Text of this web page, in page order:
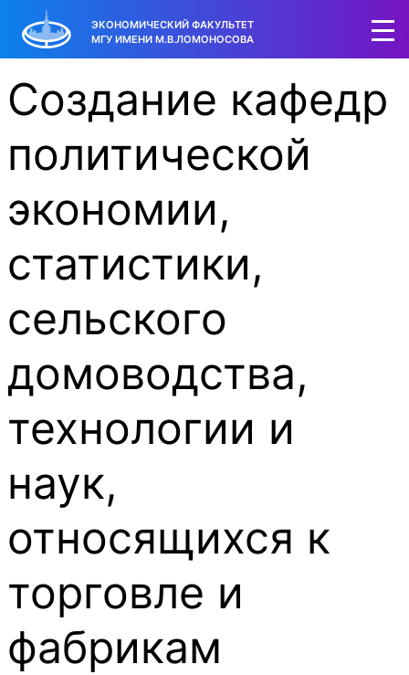
ЭКОНОМИЧЕСКИЙ ФАКУЛЬТЕТ
МГУ ИМЕНИ М.В.ЛОМОНОСОВА
Создание кафедр
политической
экономии,
статистики,
сельского
домоводства,
технологии и
наук,
относящихся к
торговле и
фабрикам